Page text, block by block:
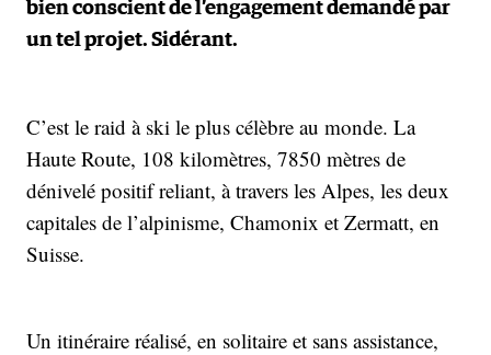
bien conscient de l’engagement demandé par
un tel projet. Sidérant.
C’est le raid à ski le plus célèbre au monde. La
Haute Route, 108 kilomètres, 7850 mètres de
dénivelé positif reliant, à travers les Alpes, les deux
capitales de l’alpinisme, Chamonix et Zermatt, en
Suisse.
Un itinéraire réalisé, en solitaire et sans assistance,